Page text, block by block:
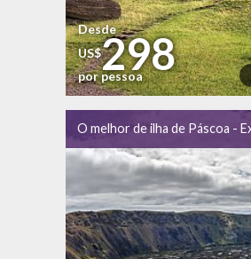
Desde
US$298
por pessoa
O melhor de ilha de Páscoa -